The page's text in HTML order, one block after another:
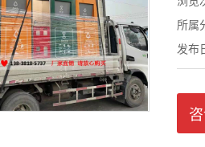
所属
发布